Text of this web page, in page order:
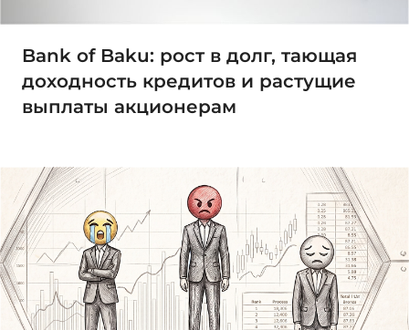
Bank of Baku: рост в долг, тающая
доходность кредитов и растущие
выплаты акционерам